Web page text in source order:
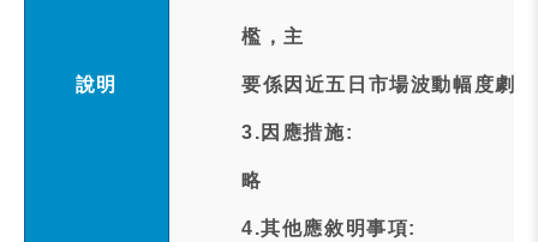
說明
檻，主
要係因近五日市場波動幅度劇
3.因應措施:
略
4.其他應敘明事項: